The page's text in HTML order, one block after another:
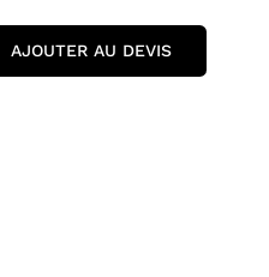
AJOUTER AU DEVIS